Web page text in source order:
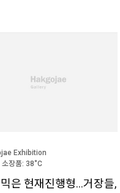
Exhibition
소장품: 38˚C
은 현재진행형…거장들,